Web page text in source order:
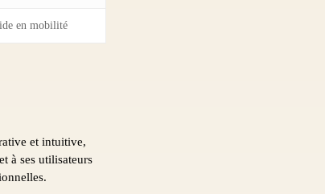
en mobilité
et intuitive,
à ses utilisateurs